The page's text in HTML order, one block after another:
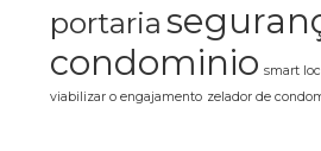
portaria
condominio smart
viabilizar o engajamento zelador de